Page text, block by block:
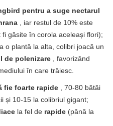
pentru a suge nectarul
, iar restul de 10% este
găsite în corola aceleași flori);
o plantă la alta, colibri joacă un
de polenizare , favorizând
în care trăiesc.
fie foarte rapide , 70-80 bătăi
și 10-15 la colibriul gigant;
la fel de rapide (până la